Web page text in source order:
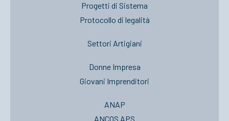
Progetti di Sistema
Protocollo di legalità
Settori Artigiani
Donne Impresa
Giovani Imprenditori
ANAP
ANCOS APS